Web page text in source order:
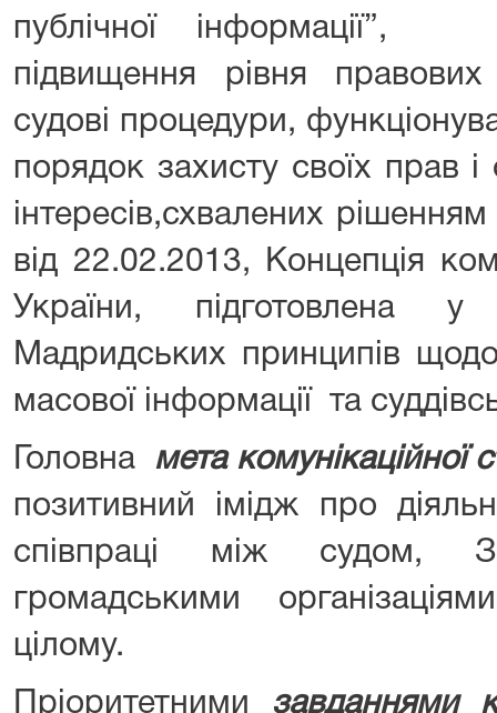
публічної
підвищення рівня
судові процедури,
порядок захисту своїх прав
інтересів,схвалених рішенням
від 22.02.2013, Концепція
України, підготовлена
Мадридських принципів
масової інформації та
Головна мета комунікаційної
позитивний імідж про
співпраці між судом,
громадськими
цілому.
Пріоритетними завданнями